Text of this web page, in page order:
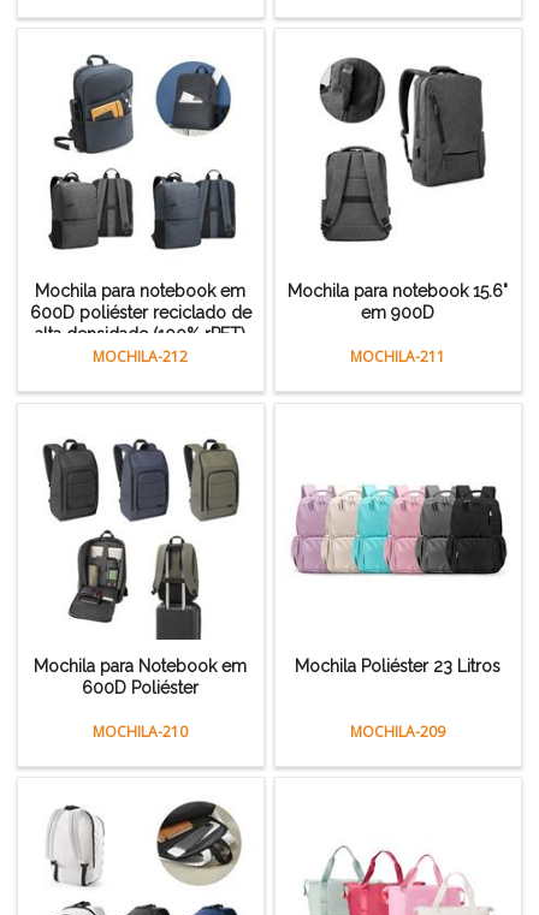
Mochila para notebook em
600D poliéster reciclado de
alta densidade (100% rPET)
MOCHILA-212
Mochila para notebook 15.6"
em 900D
MOCHILA-211
Mochila para Notebook em
600D Poliéster
MOCHILA-210
Mochila Poliéster 23 Litros
MOCHILA-209